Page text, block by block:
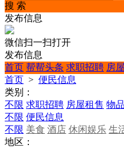
搜 索
发布信息
微信扫一扫打开
发布信息
首页 帮帮头条 求职招聘 房
首页 > 便民信息
类别：
不限 求职招聘 房屋租售 物
不限 便民信息
不限 美食 酒店 休闲娱乐 生
地区：